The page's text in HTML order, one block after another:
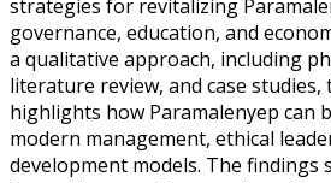
strategies for revitalizing
governance, education, and
a qualitative approach, including
literature review, and case studies,
highlights how Paramalenyep can
modern management, ethical
development models. The findings